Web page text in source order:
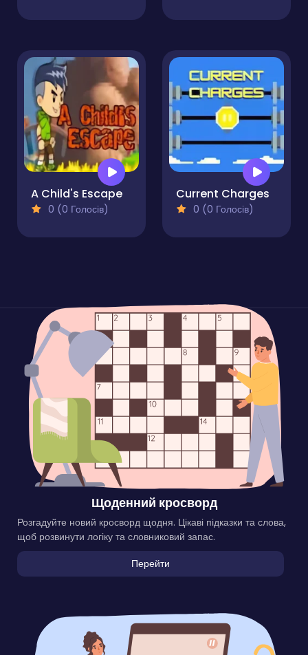
A Child's Escape
0 (0 Голосів)
Current Charges
0 (0 Голосів)
Щоденний кросворд
Розгадуйте новий кросворд щодня. Цікаві підказки та слова,
щоб розвинути логіку та словниковий запас.
Перейти